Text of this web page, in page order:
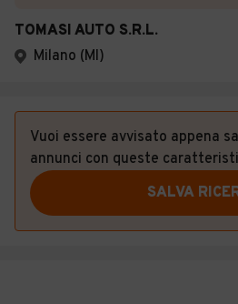
TOMASI AUTO S.R.L.
Milano (MI)
Vuoi essere avvisato appena
annunci con queste
SALVA